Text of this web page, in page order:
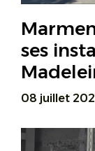
ses
08 juillet